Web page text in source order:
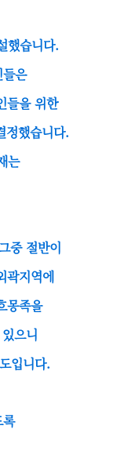
했습니다.
은
들을 위한
정했습니다.
는
중 절반이
곽지역에
몽족을
으니
입니다.